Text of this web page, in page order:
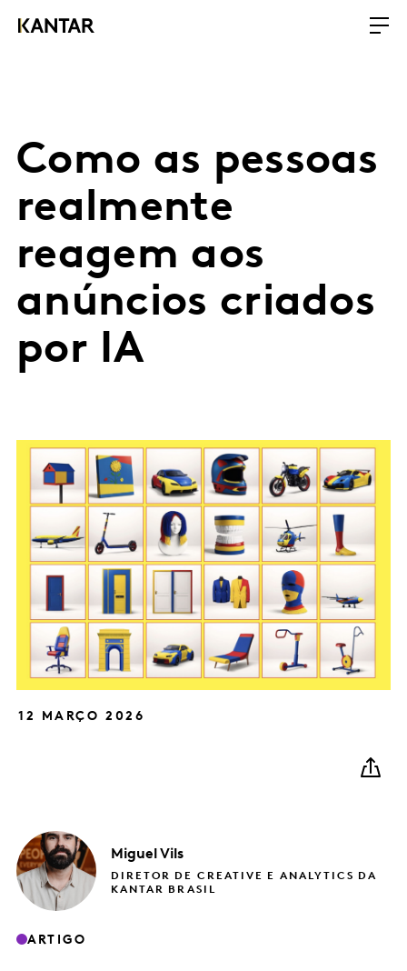
Como as pessoas
realmente
reagem aos
anúncios criados
por IA
12 MARÇO 2026
Miguel Vils
DIRETOR DE CREATIVE E ANALYTICS DA
KANTAR BRASIL
ARTIGO